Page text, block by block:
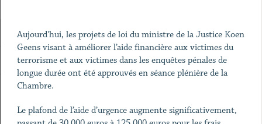
Aujourd'hui, les projets de loi du ministre de la Justice Koen
Geens visant à améliorer l’aide financière aux victimes du
terrorisme et aux victimes dans les enquêtes pénales de
longue durée ont été approuvés en séance plénière de la
Chambre.
Le plafond de l’aide d’urgence augmente significativement,